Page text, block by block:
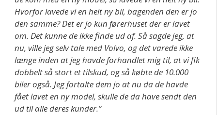
Hvorfor lavede vi en helt ny bil, bagenden den er jo
den samme? Det er jo kun førerhuset der er lavet
om. Det kunne de ikke finde ud af. Så sagde jeg, at
nu, ville jeg selv tale med Volvo, og det varede ikke
længe inden at jeg havde forhandlet mig til, at vi fik
dobbelt så stort et tilskud, og så købte de 10.000
biler også. Jeg fortalte dem jo at nu da de havde
fået lavet en ny model, skulle de da have sendt den
ud til alle deres kunder.”